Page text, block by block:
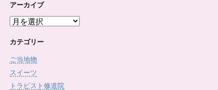
アーカイブ
ア
カ
ブ
カテゴリー
ご当地物
スイーツ
トラピスト修道院